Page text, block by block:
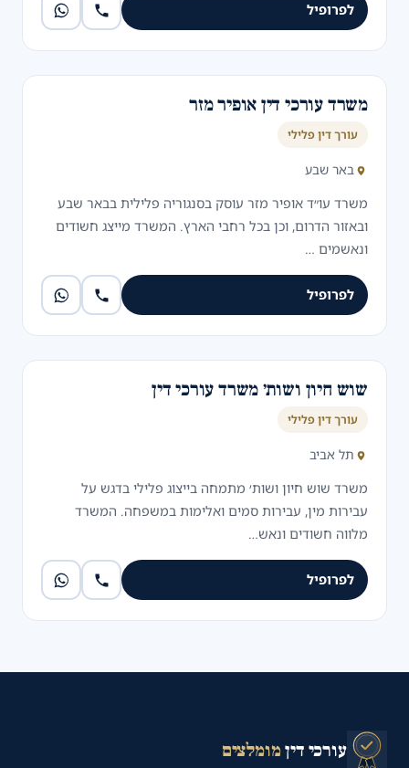
לפרופיל
משרד עורכי דין אופיר מזר
עורך דין פלילי
באר שבע
משרד עו״ד אופיר מזר עוסק בסנגוריה פלילית בבאר שבע
ובאזור הדרום, וכן בכל רחבי הארץ. המשרד מייצג חשודים
ונאשמים …
לפרופיל
שוש חיון ושות׳ משרד עורכי דין
עורך דין פלילי
תל אביב
משרד שוש חיון ושות׳ מתמחה בייצוג פלילי בדגש על
עבירות מין, עבירות סמים ואלימות במשפחה. המשרד
מלווה חשודים ונאש…
לפרופיל
עורכי דיןמומלצים